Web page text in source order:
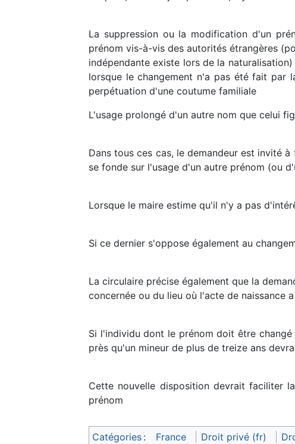
La suppression ou la modification d'un
prénom vis-à-vis des autorités étrangères
indépendante existe lors de la
lorsque le changement n'a pas été fait par
perpétuation d'une coutume familiale
L'usage prolongé d'un autre nom que celui
Dans tous ces cas, le demandeur est invité
se fonde sur l'usage d'un autre prénom (ou
Lorsque le maire estime qu'il n'y a pas
Si ce dernier s'oppose également au
La circulaire précise également que la
concernée ou du lieu où l'acte de naissance
Si l'individu dont le prénom doit être
près qu'un mineur de plus de treize ans
Cette nouvelle disposition devrait faciliter
prénom
Catégories : France Droit privé (fr)